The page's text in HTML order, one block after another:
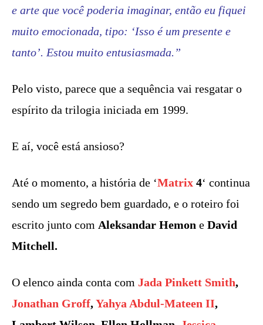
e arte que você poderia imaginar, então eu fiquei
muito emocionada, tipo: ‘Isso é um presente e
tanto’. Estou muito entusiasmada.”
Pelo visto, parece que a sequência vai resgatar o
espírito da trilogia iniciada em 1999.
E aí, você está ansioso?
Até o momento, a história de ‘Matrix 4‘ continua
sendo um segredo bem guardado, e o roteiro foi
escrito junto com Aleksandar Hemon e David
Mitchell.
O elenco ainda conta com Jada Pinkett Smith,
Jonathan Groff,Yahya Abdul-Mateen II,